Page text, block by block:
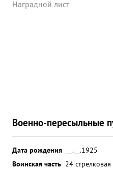
дал возможность
и офицеров и
СОВЕТСКОГО СОРЗА
дивизии ГХАРДИИ
Наградной лист
Военно-пересыльные
Дата рождения
__.__.1925
Воинская часть 24